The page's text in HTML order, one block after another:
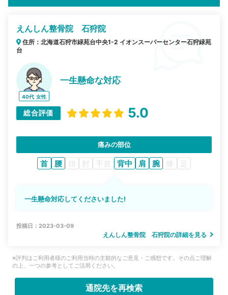
えんしん整骨院 石狩院
住所：北海道石狩市緑苑台中央1-2 イオンスーパーセンター石狩緑苑
台
40代 女性
一生懸命な対応
総合評価 5.0
痛みの部位
首 腰 頭 肘 手首 背中 肩 腕 膝 足
一生懸命対応してくださいました!
投稿日：2023-03-09
えんしん整骨院 石狩院の詳細を見る
※評判はご利用者様のご利用当時の主観的なご意見・ご感想です。その点ご理解
の上、一つの参考としてご活用ください。
通院先を再検索